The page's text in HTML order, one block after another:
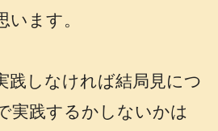
ます。
践しなければ結局見につ
実践するかしないかは